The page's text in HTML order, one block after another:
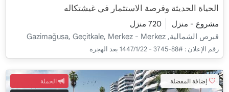
الحياة الحديثة وفرصة الاستثمار في غيشتكاله
مشروع - منزل
720 منزل
قبرص الشمالية, Gazimağusa, Geçitkale, Merkez - Merkez
رقم الإعلان : #88-3745 - 22‏‏/1‏‏/1447 بعد الهجرة
إضافة المفضلة الحملة